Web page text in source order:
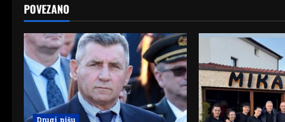
n
a
v
i
POVEZANO
Drugi pišu